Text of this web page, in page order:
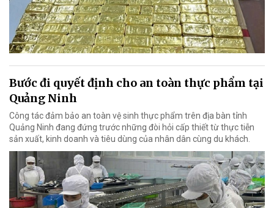
Bước đi quyết định cho an toàn thực phẩm tại
Quảng Ninh
Công tác đảm bảo an toàn vệ sinh thực phẩm trên địa bàn tỉnh
Quảng Ninh đang đứng trước những đòi hỏi cấp thiết từ thực tiễn
sản xuất, kinh doanh và tiêu dùng của nhân dân cùng du khách.